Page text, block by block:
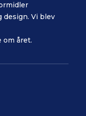
Vi blev
om året.